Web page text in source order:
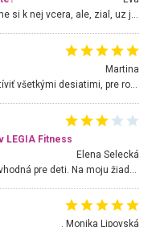
Hojdacka v Krpelanoch uz nie je, vysli sme si k nej vcera, ale, zial, uz je znicena. Ak sem planujete cestu len kvoli hojdacke, mozete si ju usetrit. Krasny vyhlad je tu vsak aj bez hojdacky :-)
Martina
Nádherné miesto ktoré odporúčam navštíviť všetkými desiatimi, pre rodiny s deťmi, dôchodcom... Proste a jednoducho ozaj rozprávkový les.. určite ešte prídeme. Odniesli sme si na pamiatku krásne tričká,
LEGIA Fitness
Elena Selecká
. Monika Lipovská